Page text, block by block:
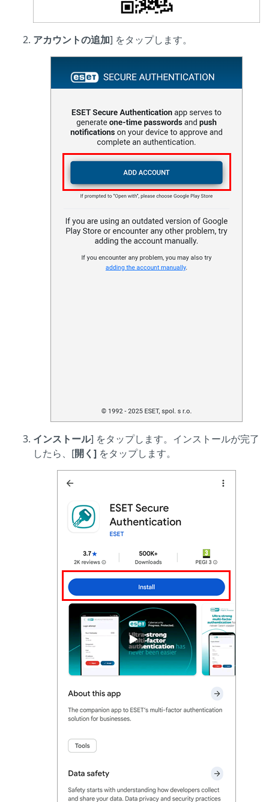
アカウントの追加] をタップします。
インストール] をタップします。インストールが完了
したら、[開く] をタップします。